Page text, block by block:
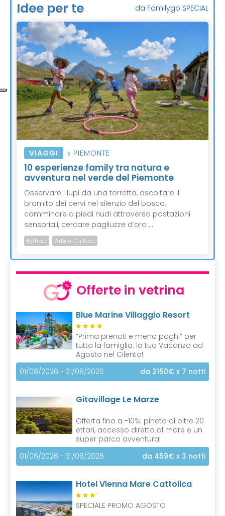
Idee per te da Familygo SPECIAL
VIAGGI PIEMONTE
10 esperienze family tra natura e
avventura nel verde del Piemonte
Osservare i lupi da una torretta, ascoltare il
bramito dei cervi nel silenzio del bosco,
camminare a piedi nudi attraverso postazioni
sensoriali, cercare pagliuzze d’oro ...
Natura Arte e Cultura
Offerte in vetrina
Blue Marine Villaggio Resort
“Prima prenoti e meno paghi” per
tutta la famiglia: la tua Vacanza ad
Agosto nel Cilento!
01/08/2026 - 31/08/2026
da 2150€ x 7 notti
Gitavillage Le Marze
Offerta fino a -10%: pineta di oltre 20
ettari, accesso diretto al mare e un
super parco avventura!
01/06/2026 - 31/08/2026
da 459€ x 3 notti
Hotel Vienna Mare Cattolica
S
SPECIALE PROMO AGOSTO